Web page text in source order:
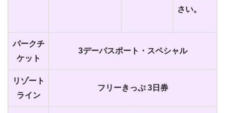
さい。
パークチ
ケット
3デーパスポート・スペシャル
リゾート
ライン
フリーきっぷ 3日券